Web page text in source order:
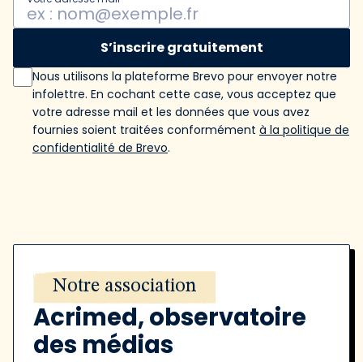
S’inscrire gratuitement
Nous utilisons la plateforme Brevo pour envoyer notre
infolettre. En cochant cette case, vous acceptez que
votre adresse mail et les données que vous avez
fournies soient traitées conformément à la politique de
confidentialité de Brevo.
Notre association
Acrimed, observatoire
des médias